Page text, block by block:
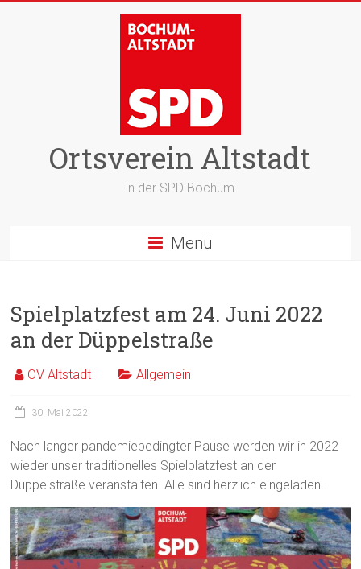
Ortsverein Altstadt
in der SPD Bochum
Menü
Spielplatzfest am 24. Juni 2022
an der Düppelstraße
OV Altstadt Allgemein
30. Mai 2022
Nach langer pandemiebedingter Pause werden wir in 2022
wieder unser traditionelles Spielplatzfest an der
Düppelstraße veranstalten. Alle sind herzlich eingeladen!